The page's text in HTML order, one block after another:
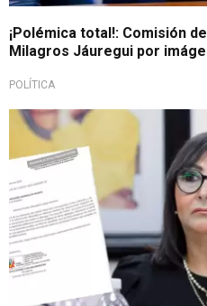
¡Polémica total!: Comisión
Milagros Jáuregui por
POLÍTICA
No presentó informe